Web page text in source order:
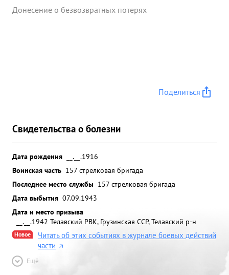
Донесение о безвозвратных потерях
Поделиться
Свидетельства о болезни
Дата рождения
__.__.1916
Воинская часть 157 стрелковая бригада
Последнее место службы 157 стрелковая бригада
Дата выбытия 07.09.1943
Дата и место призыва
__.__.1942 Телавский РВК, Грузинская ССР, Телавский р-н
Новое
Читать об этих событиях в журнале боевых действий
части
Ещё